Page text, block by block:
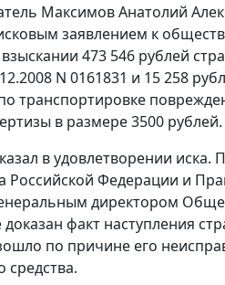
Максимов Анатолий
заявлением к
473 546 рублей
N 0161831 и 15 258
транспортировке
в размере 3500 рублей.
в удовлетворении иска.
Российской Федерации и
директором
факт наступления
по причине его
средства.